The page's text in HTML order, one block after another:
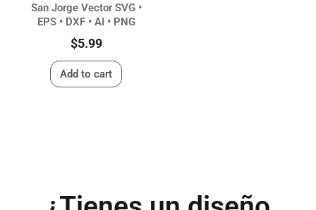
San Jorge Vector SVG •
EPS • DXF • AI • PNG
$5.99
Add to cart